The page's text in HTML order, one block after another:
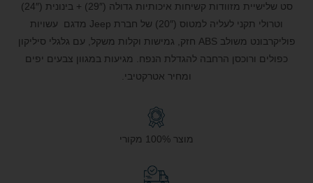
סט שלישיית מזוודות קשיחות איכותיות גדולה (29″) + בינונית (24″)
וטרולי תקני לעליה למטוס (20″) של חברת Jeep מדגם עשויות
פוליקרבונט משולב ABS חזק, גמישות וקלות משקל, עם גלגלי סיליקון
כפולים ורוכסן הרחבה להגדלת הנפח. מגיעות במגוון צבעים יפים
ומחיר אטרקטיבי.
מוצר 100% מקורי